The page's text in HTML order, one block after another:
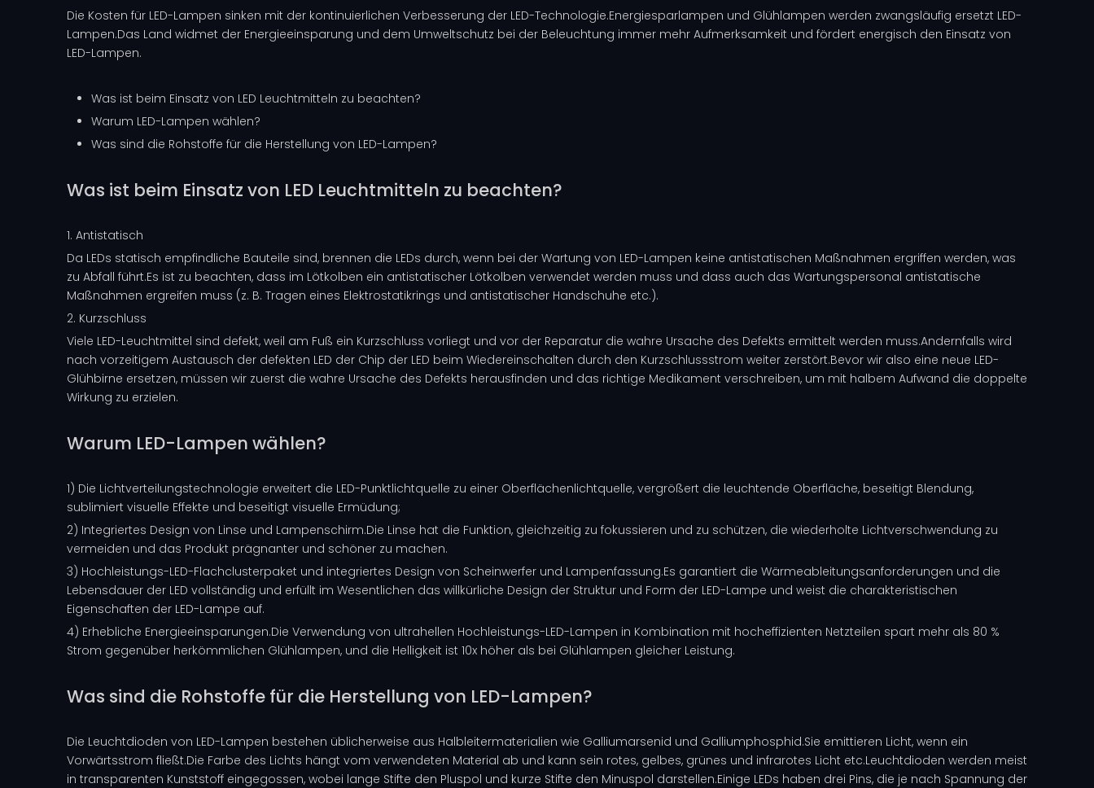
Die Kosten für LED-Lampen sinken mit der kontinuierlichen Verbesserung der LED-Technologie.Energiesparlampen und Glühlampen werden zwangsläufig ersetzt LED-
Lampen.Das Land widmet der Energieeinsparung und dem Umweltschutz bei der Beleuchtung immer mehr Aufmerksamkeit und fördert energisch den Einsatz von
LED-Lampen.
Was ist beim Einsatz von LED Leuchtmitteln zu beachten?
Warum LED-Lampen wählen?
Was sind die Rohstoffe für die Herstellung von LED-Lampen?
Was ist beim Einsatz von LED Leuchtmitteln zu beachten?
1. Antistatisch
Da LEDs statisch empfindliche Bauteile sind, brennen die LEDs durch, wenn bei der Wartung von LED-Lampen keine antistatischen Maßnahmen ergriffen werden, was
zu Abfall führt.Es ist zu beachten, dass im Lötkolben ein antistatischer Lötkolben verwendet werden muss und dass auch das Wartungspersonal antistatische
Maßnahmen ergreifen muss (z. B. Tragen eines Elektrostatikrings und antistatischer Handschuhe etc.).
2. Kurzschluss
Viele LED-Leuchtmittel sind defekt, weil am Fuß ein Kurzschluss vorliegt und vor der Reparatur die wahre Ursache des Defekts ermittelt werden muss.Andernfalls wird
nach vorzeitigem Austausch der defekten LED der Chip der LED beim Wiedereinschalten durch den Kurzschlussstrom weiter zerstört.Bevor wir also eine neue LED-
Glühbirne ersetzen, müssen wir zuerst die wahre Ursache des Defekts herausfinden und das richtige Medikament verschreiben, um mit halbem Aufwand die doppelte
Wirkung zu erzielen.
Warum LED-Lampen wählen?
1) Die Lichtverteilungstechnologie erweitert die LED-Punktlichtquelle zu einer Oberflächenlichtquelle, vergrößert die leuchtende Oberfläche, beseitigt Blendung,
sublimiert visuelle Effekte und beseitigt visuelle Ermüdung;
2) Integriertes Design von Linse und Lampenschirm.Die Linse hat die Funktion, gleichzeitig zu fokussieren und zu schützen, die wiederholte Lichtverschwendung zu
vermeiden und das Produkt prägnanter und schöner zu machen.
3) Hochleistungs-LED-Flachclusterpaket und integriertes Design von Scheinwerfer und Lampenfassung.Es garantiert die Wärmeableitungsanforderungen und die
Lebensdauer der LED vollständig und erfüllt im Wesentlichen das willkürliche Design der Struktur und Form der LED-Lampe und weist die charakteristischen
Eigenschaften der LED-Lampe auf.
4) Erhebliche Energieeinsparungen.Die Verwendung von ultrahellen Hochleistungs-LED-Lampen in Kombination mit hocheffizienten Netzteilen spart mehr als 80 %
Strom gegenüber herkömmlichen Glühlampen, und die Helligkeit ist 10x höher als bei Glühlampen gleicher Leistung.
Was sind die Rohstoffe für die Herstellung von LED-Lampen?
Die Leuchtdioden von LED-Lampen bestehen üblicherweise aus Halbleitermaterialien wie Galliumarsenid und Galliumphosphid.Sie emittieren Licht, wenn ein
Vorwärtsstrom fließt.Die Farbe des Lichts hängt vom verwendeten Material ab und kann sein rotes, gelbes, grünes und infrarotes Licht etc.Leuchtdioden werden meist
in transparenten Kunststoff eingegossen, wobei lange Stifte den Pluspol und kurze Stifte den Minuspol darstellen.Einige LEDs haben drei Pins, die je nach Spannung der